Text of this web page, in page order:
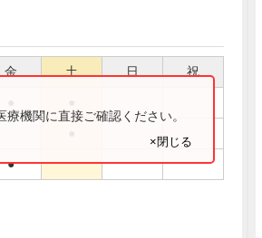
金 土 日 祝
●
機関に直接ご確認ください。
×閉じる